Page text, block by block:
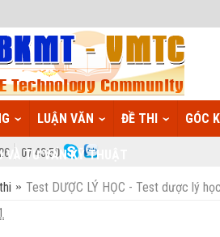
LUẬN VĂN ĐỀ THI GÓC
VÀ TƯ VẤN KỸ THUẬT
0743:51
Test DƯỢC LÝ HỌC - Test dược lý